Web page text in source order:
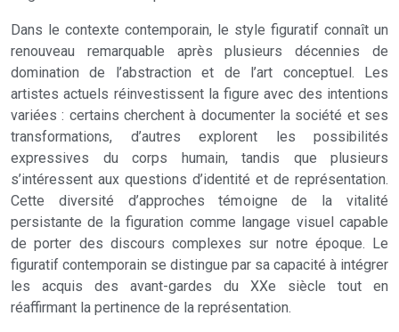
Dans le contexte contemporain, le style figuratif connaît un
renouveau remarquable après plusieurs décennies de
domination de l’abstraction et de l’art conceptuel. Les
artistes actuels réinvestissent la figure avec des intentions
variées : certains cherchent à documenter la société et ses
transformations, d’autres explorent les possibilités
expressives du corps humain, tandis que plusieurs
s’intéressent aux questions d’identité et de représentation.
Cette diversité d’approches témoigne de la vitalité
persistante de la figuration comme langage visuel capable
de porter des discours complexes sur notre époque. Le
figuratif contemporain se distingue par sa capacité à intégrer
les acquis des avant-gardes du XXe siècle tout en
réaffirmant la pertinence de la représentation.